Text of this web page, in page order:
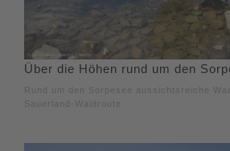
Über die Höhen rund um den
Rund um den Sorpesee aussichtsreiche
Sauerland-Waldroute